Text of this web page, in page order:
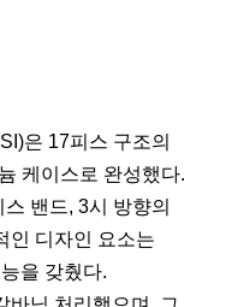
은 17피스 구조의
케이스로 완성했다.
밴드, 3시 방향의
인 디자인 요소는
을 갖췄다.